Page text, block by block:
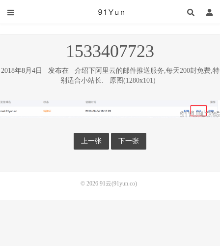
1533407723
2018年8月4日 发布在 介绍下阿里云的邮件推送服务,每天200封免费,特
别适合小站长.
原图(1280x101)
上一张 下一张
© 2026 91云(91yun.co)